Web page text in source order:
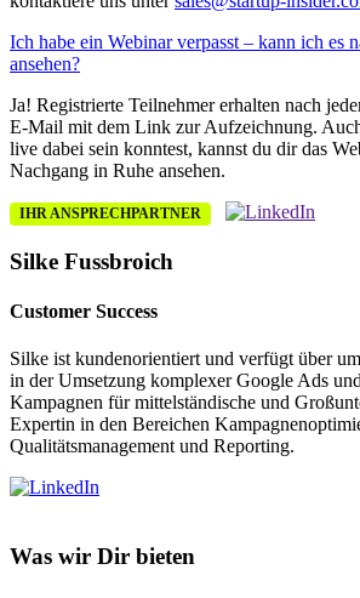
Ich habe ein Webinar verpasst – kann ich es
ansehen?
Ja! Registrierte Teilnehmer erhalten nach
E-Mail mit dem Link zur Aufzeichnung.
live dabei sein konntest, kannst du dir das
Nachgang in Ruhe ansehen.
IHR ANSPRECHPARTNER
Silke Fussbroich
Customer Success
Silke ist kundenorientiert und verfügt über
in der Umsetzung komplexer Google Ads
Kampagnen für mittelständische und
Expertin in den Bereichen
Qualitätsmanagement und Reporting.
Was wir Dir bieten